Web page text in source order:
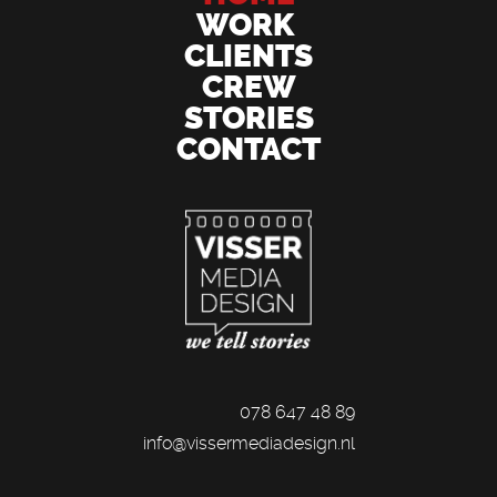
WORK
CLIENTS
CREW
STORIES
CONTACT
078 647 48 89
info@vissermediadesign.nl